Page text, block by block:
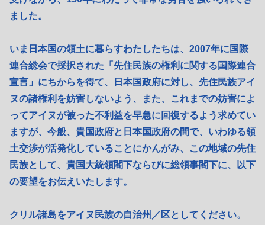
ました。
いま日本国の領土に暮らすわたしたちは、2007年に国際
連合総会で採択された「先住民族の権利に関する国際連合
宣言」にちからを得て、日本国政府に対し、先住民族アイ
ヌの諸権利を妨害しないよう、また、これまでの妨害によ
ってアイヌが被った不利益を早急に回復するよう求めてい
ますが、今般、貴国政府と日本国政府の間で、いわゆる領
土交渉が活発化していることにかんがみ、この地域の先住
民族として、貴国大統領閣下ならびに総領事閣下に、以下
の要望をお伝えいたします。
クリル諸島をアイヌ民族の自治州／区としてください。